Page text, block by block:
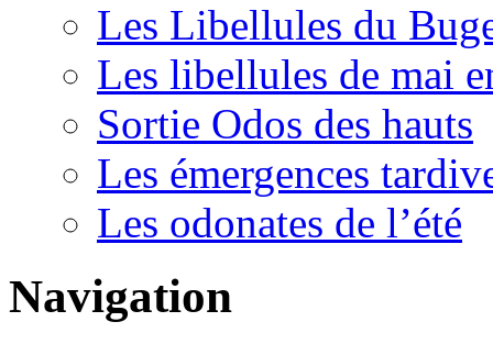
Les Libellules du
Les libellules de mai
Sortie Odos des hauts
Les émergences
Les odonates de l’été
Navigation